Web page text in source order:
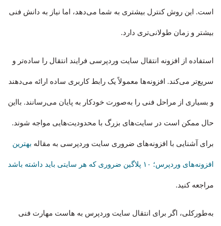
است. این روش کنترل بیشتری به شما می‌دهد، اما نیاز به دانش فنی
بیشتر و زمان طولانی‌تری دارد.
استفاده از افزونه انتقال سایت وردپرسی فرایند انتقال را ساده‌تر و
سریع‌تر می‌کند. افزونه‌ها معمولاً یک رابط کاربری ساده ارائه می‌دهند
و بسیاری از مراحل فنی را به‌صورت خودکار به پایان می‌رسانند. بااین
حال ممکن است در سایت‌های بزرگ با محدودیت‌هایی مواجه شوند.
برای آشنایی با افزونه‌های ضروری سایت وردپرسی به مقاله بهترین
افزونه‌های وردپرس؛ ۱۰ پلاگین ضروری که هر سایتی باید داشته باشد
مراجعه کنید.
به‌طورکلی، اگر برای انتقال سایت وردپرس به هاست مهارت فنی